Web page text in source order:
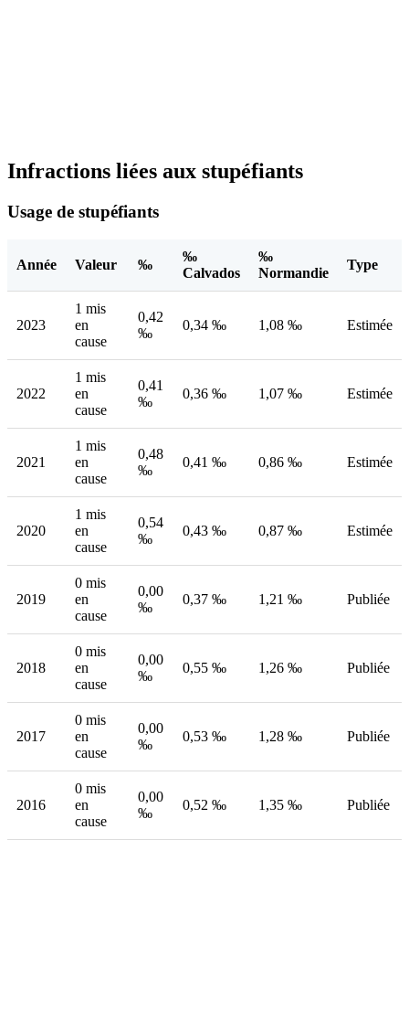
Infractions liées aux stupéfiants
Usage de stupéfiants
Année Valeur ‰
‰
Calvados
‰
Normandie
Type
2023
1 mis
en
cause
0,42
‰
0,34 ‰ 1,08 ‰ Estimée
2022
1 mis
en
cause
0,41
‰
0,36 ‰ 1,07 ‰ Estimée
2021
1 mis
en
cause
0,48
‰
0,41 ‰ 0,86 ‰ Estimée
2020
1 mis
en
cause
0,54
‰
0,43 ‰ 0,87 ‰ Estimée
2019
0 mis
en
cause
0,00
‰
0,37 ‰ 1,21 ‰ Publiée
2018
0 mis
en
cause
0,00
‰
0,55 ‰ 1,26 ‰ Publiée
2017
0 mis
en
cause
0,00
‰
0,53 ‰ 1,28 ‰ Publiée
2016
0 mis
en
cause
0,00
‰
0,52 ‰ 1,35 ‰ Publiée